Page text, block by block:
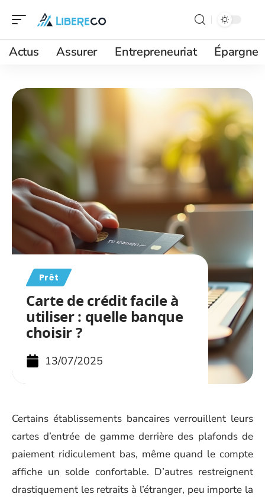
Actus Assurer Entrepreneuriat Épargne
Prêt
Carte de crédit facile à
utiliser : quelle banque
choisir ?
13/07/2025
Certains établissements bancaires verrouillent leurs
cartes d’entrée de gamme derrière des plafonds de
paiement ridiculement bas, même quand le compte
affiche un solde confortable. D’autres restreignent
drastiquement les retraits à l’étranger, peu importe la